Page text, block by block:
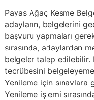
Payas Ağaç Kesme
adayların, belgelerini
başvuru yapmaları
sırasında, adaylardan
belgeler talep edilebilir.
tecrübesini
Yenileme için sınavlara
Yenileme işlemi